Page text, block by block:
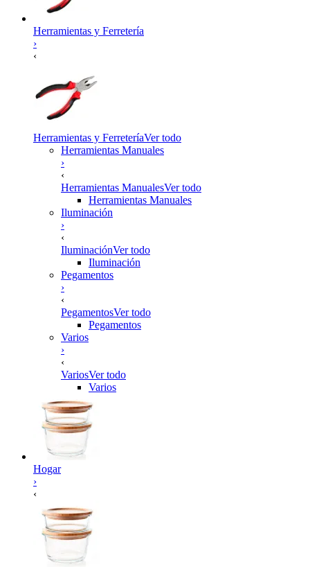
Herramientas y Ferretería
›
‹
Herramientas y FerreteríaVer todo
Herramientas Manuales
›
‹
Herramientas ManualesVer todo
Herramientas Manuales
Iluminación
›
‹
IluminaciónVer todo
Iluminación
Pegamentos
›
‹
PegamentosVer todo
Pegamentos
Varios
›
‹
VariosVer todo
Varios
Hogar
›
‹